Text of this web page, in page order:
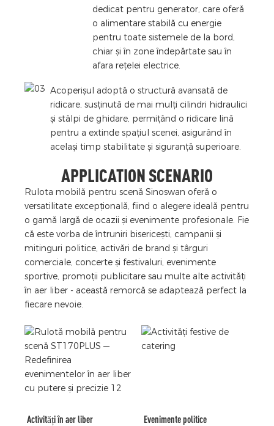
dedicat pentru generator, care oferă
o alimentare stabilă cu energie
pentru toate sistemele de la bord,
chiar și în zone îndepărtate sau în
afara rețelei electrice.
Acoperișul adoptă o structură avansată de
ridicare, susținută de mai mulți cilindri hidraulici
și stâlpi de ghidare, permițând o ridicare lină
pentru a extinde spațiul scenei, asigurând în
același timp stabilitate și siguranță superioare.
APPLICATION SCENARIO
Rulota mobilă pentru scenă Sinoswan oferă o
versatilitate excepțională, fiind o alegere ideală pentru
o gamă largă de ocazii și evenimente profesionale. Fie
că este vorba de întruniri bisericești, campanii și
mitinguri politice, activări de brand și târguri
comerciale, concerte și festivaluri, evenimente
sportive, promoții publicitare sau multe alte activități
în aer liber - această remorcă se adaptează perfect la
fiecare nevoie.
Activități în aer liber Evenimente politice